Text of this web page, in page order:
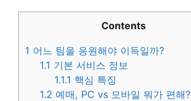
Contents
1 어느 팀을 응원해야 이득일까?
1.1 기본 서비스 정보
1.1.1 핵심 특징
1.2 예매, PC vs 모바일 뭐가 편해?